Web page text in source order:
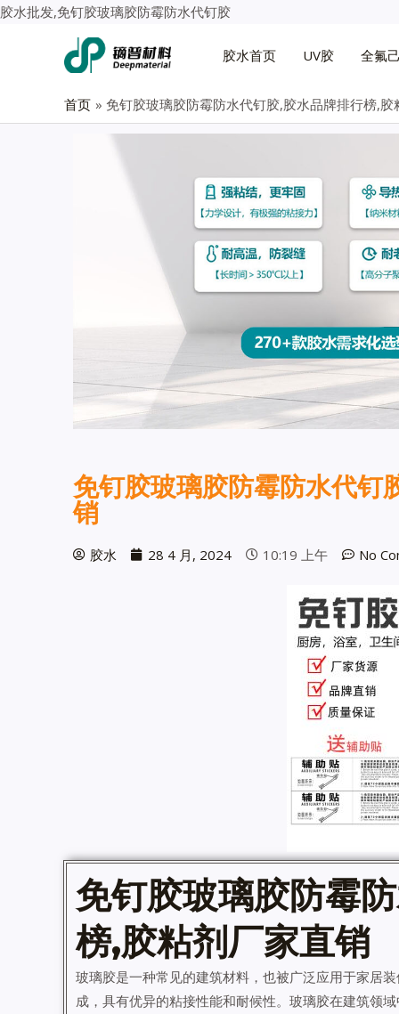
胶水批发,免钉胶玻璃胶防霉防水代钉胶
胶水首页 UV胶 全氟
首页 免钉胶玻璃胶防霉防水代钉胶,胶水品牌排行榜,胶
免钉胶玻璃胶防霉防水代钉
销
胶水 28 4 月, 2024 10:19 上午 No
免钉胶玻璃胶防霉
榜,胶粘剂厂家直销
玻璃胶是一种常见的建筑材料，也被广泛应用于家居
成，具有优异的粘接性能和耐候性。玻璃胶在建筑领